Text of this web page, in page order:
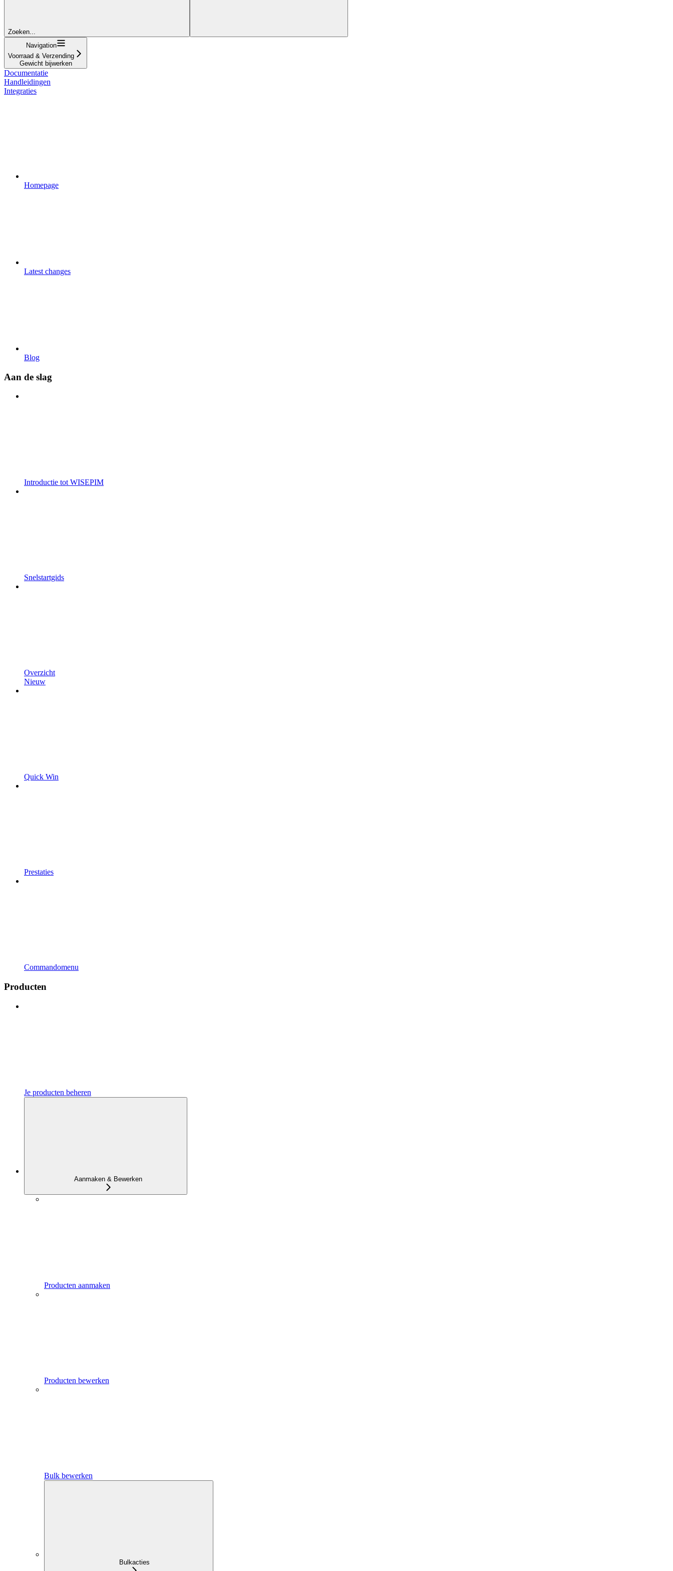
Zoeken...
Navigation
Voorraad & Verzending
Gewicht bijwerken
Documentatie
Handleidingen
Integraties
Homepage
Latest changes
Blog
Aan de slag
Introductie tot WISEPIM
Snelstartgids
Overzicht
Nieuw
Quick Win
Prestaties
Commandomenu
Producten
Je producten beheren
Aanmaken & Bewerken
Producten aanmaken
Producten bewerken
Bulk bewerken
Bulkacties